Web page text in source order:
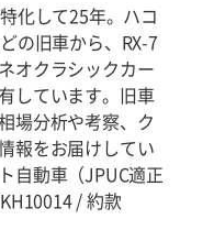
化して25年。ハコ
の旧車から、RX-7
オクラシックカー
しています。旧車
場分析や考察、ク
報をお届けしてい
自動車（JPUC適正
/ 約款